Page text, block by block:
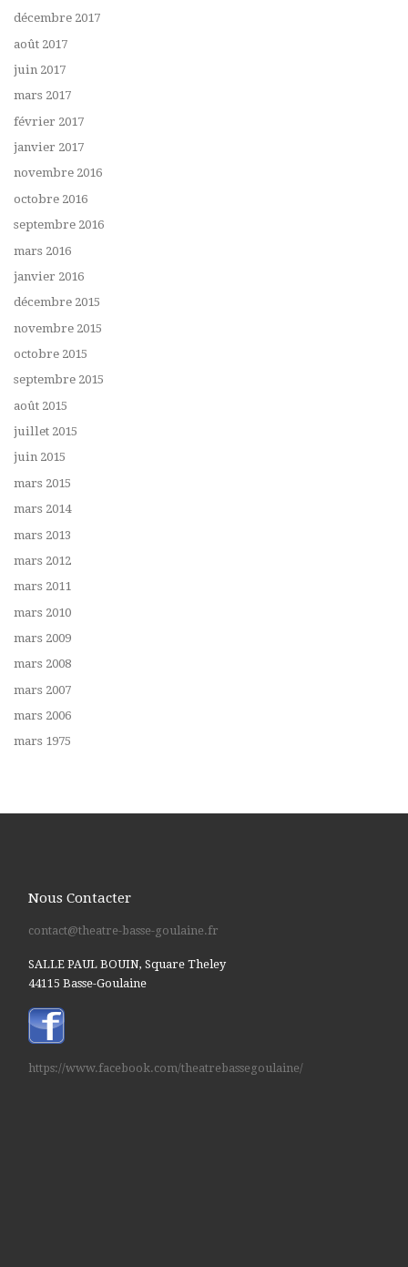
décembre 2017
août 2017
juin 2017
mars 2017
février 2017
janvier 2017
novembre 2016
octobre 2016
septembre 2016
mars 2016
janvier 2016
décembre 2015
novembre 2015
octobre 2015
septembre 2015
août 2015
juillet 2015
juin 2015
mars 2015
mars 2014
mars 2013
mars 2012
mars 2011
mars 2010
mars 2009
mars 2008
mars 2007
mars 2006
mars 1975
Nous Contacter
contact@theatre-basse-goulaine.fr
SALLE PAUL BOUIN, Square Theley
44115 Basse-Goulaine
https://www.facebook.com/theatrebassegoulaine/